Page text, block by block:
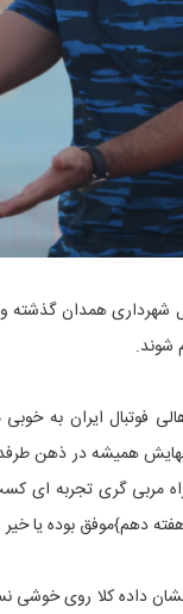
شهرداری همدان گذشته
شوند.
فوتبال ایران به
همیشه در ذهن
مربی گری تجربه ای
دهم}موفق بوده یا خیر
داده کلا روی خوشی